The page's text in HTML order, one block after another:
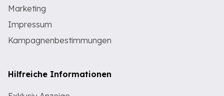
Marketing
Impressum
Kampagnenbestimmungen
Hilfreiche Informationen